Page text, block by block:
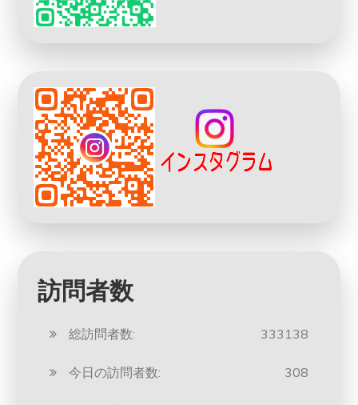
訪問者数
333138
総訪問者数:
308
今日の訪問者数: